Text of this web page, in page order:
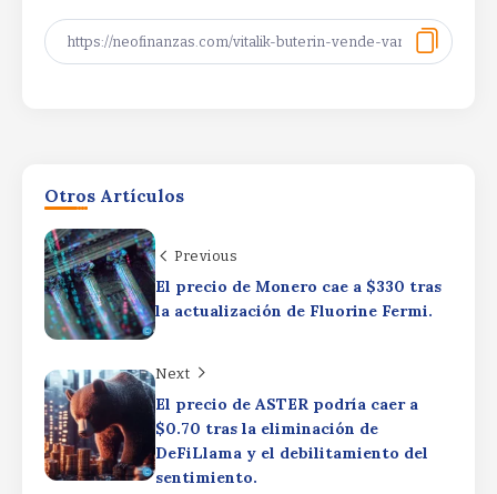
Otros Artículos
Previous
El precio de Monero cae a $330 tras
la actualización de Fluorine Fermi.
Next
El precio de ASTER podría caer a
$0.70 tras la eliminación de
DeFiLlama y el debilitamiento del
sentimiento.
Earnings: Strong Results Dimmed by AI
SpendingSpaceX Q2 Earnings: Strong
Results Dimmed by AI Spending
ByRafael Martín F.
Cryptocurrencies: Bitcoin Roughly Flat
This WeekCryptocurrencies: Bitcoin
Roughly Flat This
WeekCryptocurrencies: Bitcoin
Roughly Flat This Week
ByRafael Martín F.
Bitcoin gains focus as Pentagon
rewrites nuclear strategyBitcoin gains
focus as Pentagon rewrites nuclear
strategyBitcoin gains focus as
Pentagon rewrites nuclear strategy